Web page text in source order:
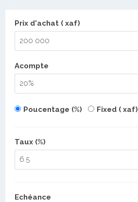
Prix d'achat ( xaf)
Acompte
Poucentage (%) Fixed ( xaf)
Taux (%)
Echéance